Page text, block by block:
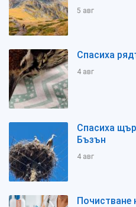
5 авг
Спасиха
4 авг
Спасиха
Бъзън
4 авг
Почистване